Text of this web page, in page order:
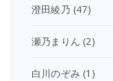
澄田綾乃 (47)
瀬乃まりん (2)
白川のぞみ (1)